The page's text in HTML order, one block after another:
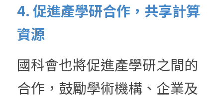
4. 促進產學研合作，共享計算
資源
國科會也將促進產學研之間的
合作，鼓勵學術機構、企業及